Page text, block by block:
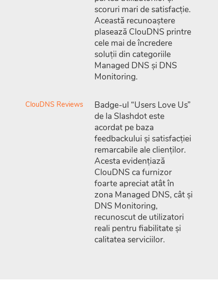
scoruri mari de satisfacție.
Această recunoaștere
plasează ClouDNS printre
cele mai de încredere
soluții din categoriile
Managed DNS și DNS
Monitoring.
ClouDNS Reviews
Badge-ul “Users Love Us”
de la Slashdot este
acordat pe baza
feedbackului și satisfacției
remarcabile ale clienților.
Acesta evidențiază
ClouDNS ca furnizor
foarte apreciat atât în
zona Managed DNS, cât și
DNS Monitoring,
recunoscut de utilizatori
reali pentru fiabilitate și
calitatea serviciilor.